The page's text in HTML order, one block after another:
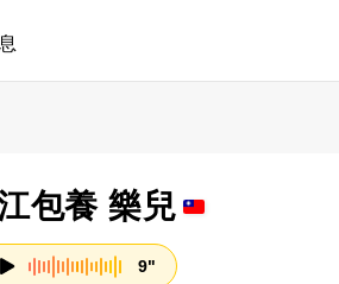
包養 樂兒
9"